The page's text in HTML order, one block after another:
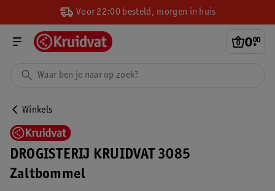
Voor 22:00 besteld, morgen in huis
0.
00
Winkels
DROGISTERIJ KRUIDVAT 3085
Zaltbommel